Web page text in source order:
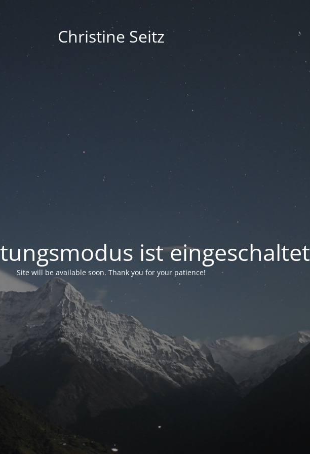
Christine Seitz
ist eingeschaltet
Site will be available soon. Thank you for your patience!